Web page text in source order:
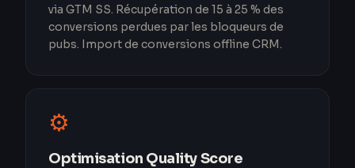
via GTM SS. Récupération de 15 à 25 % des
conversions perdues par les bloqueurs de
pubs. Import de conversions offline CRM.
⚙️
Optimisation Quality Score